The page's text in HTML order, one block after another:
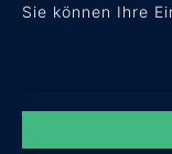
Sie können Ihre